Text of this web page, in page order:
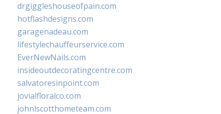
drgiggleshouseofpain.com
hotflashdesigns.com
garagenadeau.com
lifestylechauffeurservice.com
EverNewNails.com
insideoutdecoratingcentre.com
salvatoresinpoint.com
jovialfloralco.com
johnlscotthometeam.com